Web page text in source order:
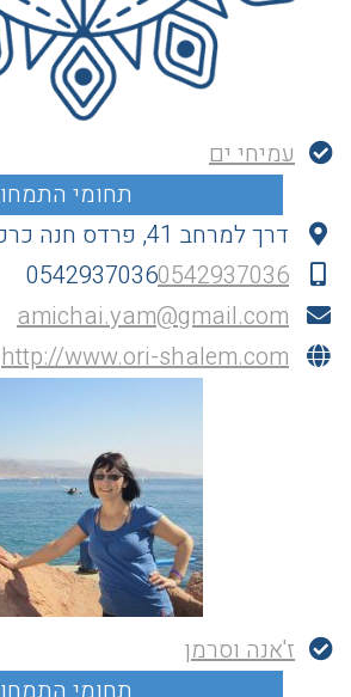
עמיחי ים
דרך למרחב 41, פרדס חנה כרכור, ישראל
05429370360542937036
amichai.yam@gmail.com
http://www.ori-shalem.com
ז'אנה וסרמן